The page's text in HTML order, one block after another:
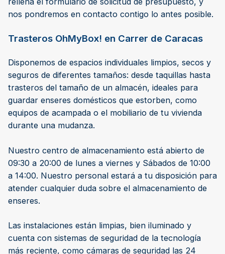
nos pondremos en contacto contigo lo antes posible.
Trasteros OhMyBox! en Carrer de Caracas
Disponemos de espacios individuales limpios, secos y
seguros de diferentes tamaños: desde taquillas hasta
trasteros del tamaño de un almacén, ideales para
guardar enseres domésticos que estorben, como
equipos de acampada o el mobiliario de tu vivienda
durante una mudanza.
Nuestro centro de almacenamiento está abierto de
09:30 a 20:00 de lunes a viernes y Sábados de 10:00
a 14:00. Nuestro personal estará a tu disposición para
atender cualquier duda sobre el almacenamiento de
enseres.
Las instalaciones están limpias, bien iluminado y
cuenta con sistemas de seguridad de la tecnología
más reciente, como cámaras de seguridad las 24